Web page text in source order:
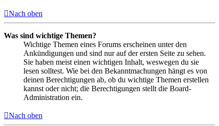
Nach oben
Was sind wichtige Themen?
Wichtige Themen eines Forums erscheinen unter den
Ankündigungen und sind nur auf der ersten Seite zu sehen.
Sie haben meist einen wichtigen Inhalt, weswegen du sie
lesen solltest. Wie bei den Bekanntmachungen hängt es von
deinen Berechtigungen ab, ob du wichtige Themen erstellen
kannst oder nicht; die Berechtigungen stellt die Board-
Administration ein.
Nach oben